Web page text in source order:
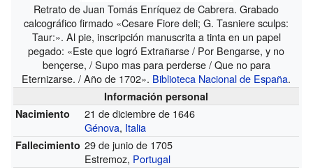
Retrato de Juan Tomás Enríquez de Cabrera. Grabado
calcográfico firmado «Cesare Fiore deli; G. Tasniere sculps:
Taur:». Al pie, inscripción manuscrita a tinta en un papel
pegado: «Este que logró Extrañarse / Por Bengarse, y no
bençerse, / Supo mas para perderse / Que no para
Eternizarse. / Año de 1702». Biblioteca Nacional de España.
Información personal
Nacimiento
21 de diciembre de 1646
Génova, Italia
Fallecimiento 29 de junio de 1705
Estremoz, Portugal